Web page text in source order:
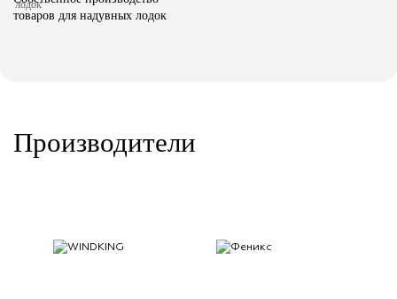
товаров для надувных лодок
Производители